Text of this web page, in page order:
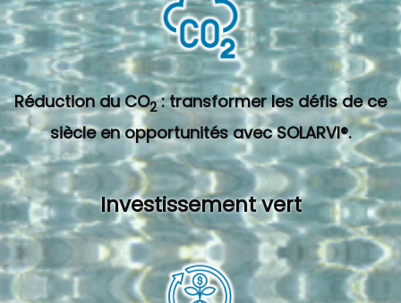
Réduction du CO2 : transformer les défis de ce
siècle en opportunités avec SOLARVI®.
Investissement vert